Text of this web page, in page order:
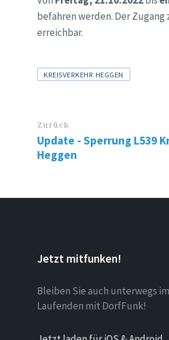
befahren werden. Der
erreichbar.
Tags
KREISVERKEHR HEGGEN
Zurück
Update - Sperrung L539
Heggen
Jetzt mitfunken!
Bleiben Sie auch unterwegs
Laufenden mit DorfFunk!